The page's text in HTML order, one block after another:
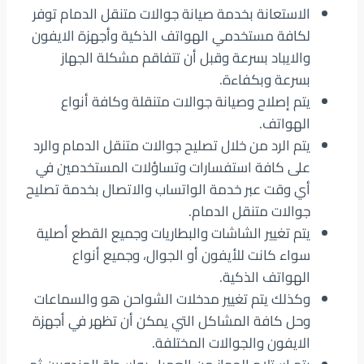
الاستعانة بخدمة صيانة جوالات متنقل الدمام توفر
لكافة مستخدمي الهواتف الذكية وأجهزة الايفون
والايباد بسرعة وقبل أن تتفاقم مشكلة الجهاز
بسرعة وبكفاءة.
يتم إصلاح وصيانة جوالات متنقلة وكافة أنواع
الهواتف.
يتم الرد من خلال تصليح جوالات متنقل الدمام والرد
على كافة استفسارات وتساؤلات المستخدمين في
أي وقت عبر خدمة الواتساب والاتصال بخدمة تصليح
جوالات متنقل الدمام.
يتم تغيير الشاشات والبطاريات وجميع القطع أصلية
سواء كانت للأيفون أو الجوال، وجميع أنواع
الهواتف الذكية.
وكذلك يتم تغيير مدخلات الشواحن هو والسماعات
وحل كافة المشاكل التي يمكن أن تظهر في أجهزة
الايفون والجوالات المختلفة.